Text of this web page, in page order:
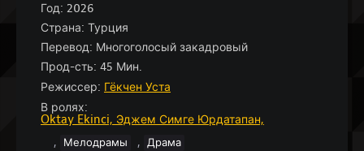
Год: 2026
Страна: Турция
Перевод: Многоголосый закадровый
Прод-сть: 45 Мин.
Режиссер: Гёкчен Уста
В ролях:
Oktay Ekinci, Эджем Симге Юрдатапан,
, Мелодрамы , Драма